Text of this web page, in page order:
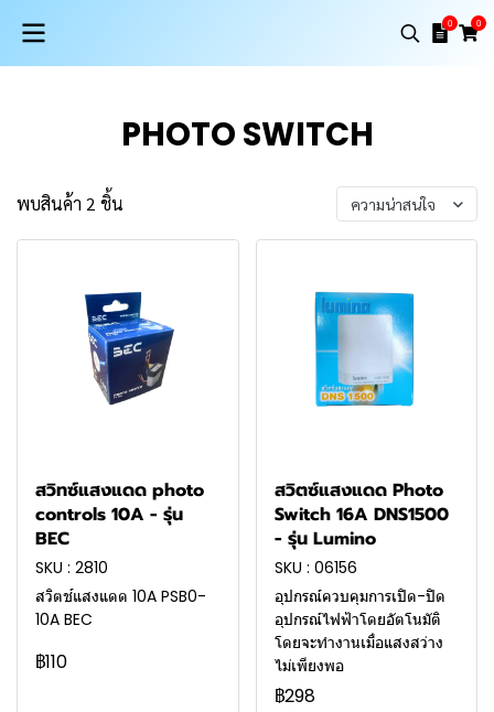
0 0
PHOTO SWITCH
พบสินค้า 2 ชิ้น ความน่าสนใจ
สวิทซ์แสงแดด photo
controls 10A - รุ่น
BEC
SKU : 2810
สวิตช์แสงแดด 10A PSB0-
10A BEC
฿110
สวิตซ์แสงแดด Photo
Switch 16A DNS1500
- รุ่น Lumino
SKU : 06156
อุปกรณ์ควบคุมการเปิด-ปิด
อุปกรณ์ไฟฟ้าโดยอัตโนมัติ
โดยจะทำงานเมื่อแสงสว่าง
ไม่เพียงพอ
฿298